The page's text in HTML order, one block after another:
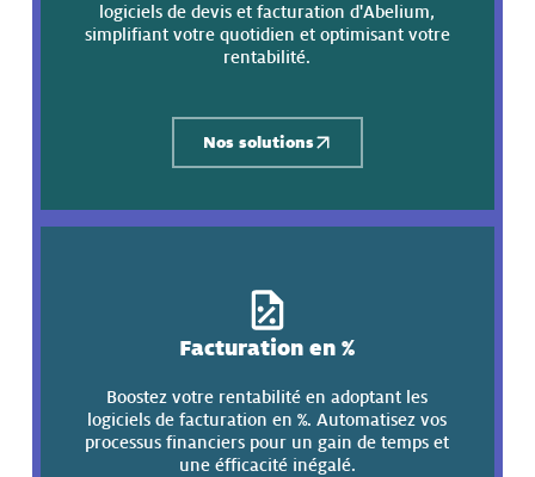
logiciels de devis et facturation d'Abelium,
simplifiant votre quotidien et optimisant votre
rentabilité.
Nos solutions
Facturation en %
Boostez votre rentabilité en adoptant les
logiciels de facturation en %. Automatisez vos
processus financiers pour un gain de temps et
une éfficacité inégalé.